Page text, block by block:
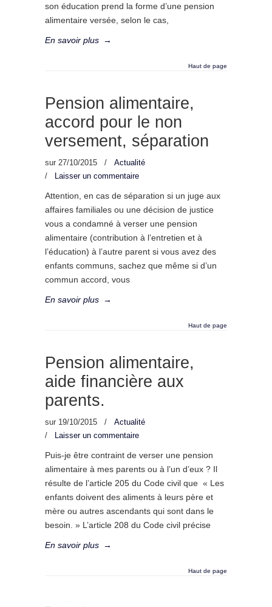
son éducation prend la forme d’une pension
alimentaire versée, selon le cas,
En savoir plus →
Haut de page
Pension alimentaire,
accord pour le non
versement, séparation
sur 27/10/2015 /
Actualité
/
Laisser un commentaire
Attention, en cas de séparation si un juge aux
affaires familiales ou une décision de justice
vous a condamné à verser une pension
alimentaire (contribution à l’entretien et à
l’éducation) à l’autre parent si vous avez des
enfants communs, sachez que même si d’un
commun accord, vous
En savoir plus →
Haut de page
Pension alimentaire,
aide financière aux
parents.
sur 19/10/2015 /
Actualité
/
Laisser un commentaire
Puis-je être contraint de verser une pension
alimentaire à mes parents ou à l’un d’eux ? Il
résulte de l’article 205 du Code civil que « Les
enfants doivent des aliments à leurs père et
mère ou autres ascendants qui sont dans le
besoin. » L’article 208 du Code civil précise
En savoir plus →
Haut de page